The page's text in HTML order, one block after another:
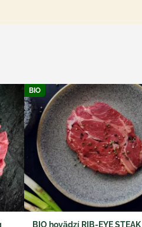
BIO
BIO hovädzí RIB-EYE STEAK